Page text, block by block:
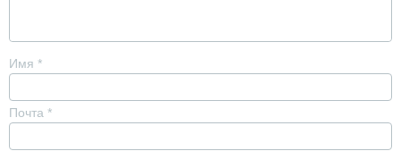
Имя *
Почта *